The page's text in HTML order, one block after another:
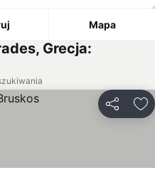
Mapa
Grecja: